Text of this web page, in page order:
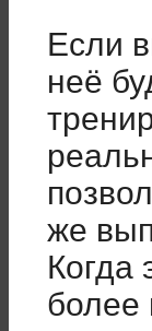
Если
неё
же
Когда
более